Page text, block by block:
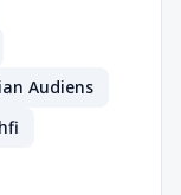
Audiens